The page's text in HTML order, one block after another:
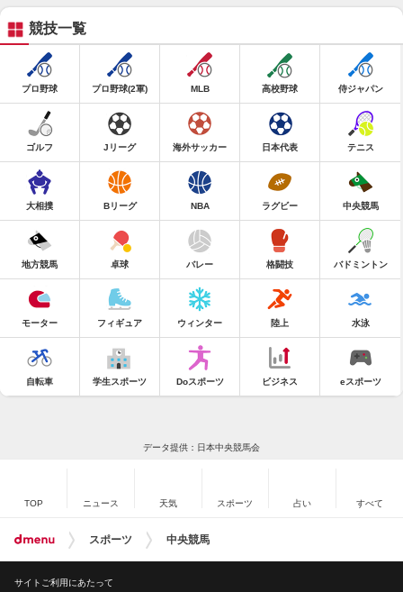
競技一覧
プロ野球 プロ野球(2軍) MLB 高校野球 侍ジャパン
ゴルフ Jリーグ 海外サッカー 日本代表 テニス
大相撲 Bリーグ NBA ラグビー 中央競馬
地方競馬 卓球 バレー 格闘技 バドミントン
モーター フィギュア ウィンター 陸上 水泳
自転車 学生スポーツ Doスポーツ ビジネス eスポーツ
データ提供：日本中央競馬会
TOP ニュース 天気 スポーツ 占い すべて
スポーツ 中央競馬
サイトご利用にあたって